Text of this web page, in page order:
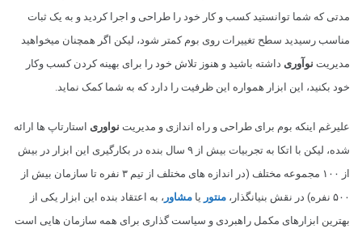
مدتی که شما توانستید کسب و کار خود را طراحی و اجرا کردید و به یک ثبات
مناسب رسیدید سطح تغییرات روی بوم کمتر شود، لیکن اگر همچنان میخواهید
مدیریت نوآوری داشته باشید و هنوز تلاش خود را برای بهینه کردن کسب وکار
خود بکنید، این ابزار همواره این ظرفیت را دارد که به شما کمک نماید.
علیرغم اینکه بوم برای طراحی و راه اندازی و مدیریت نواوری استارتاپ ها ارائه
شده، لیکن با اتکا به تجربیات بیش از ۹ سال بنده در بکارگیری این ابزار در بیش
از ۱۰۰ مجموعه مختلف (در اندازه های مختلف از تیم ۳ نفره تا سازمان بیش از
۵۰۰ نفره) در نقش بنیانگذار،
منتور یا مشاور ، به اعتقاد بنده این ابزار یکی از
بهترین ابزارهای مکمل راهبردی و سیاست گذاری برای همه سازمان هایی است